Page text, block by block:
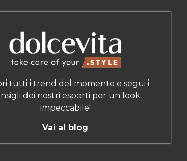
tutti i trend del momento e segui i
dei nostri esperti per un look
impeccabile!
Vai al blog